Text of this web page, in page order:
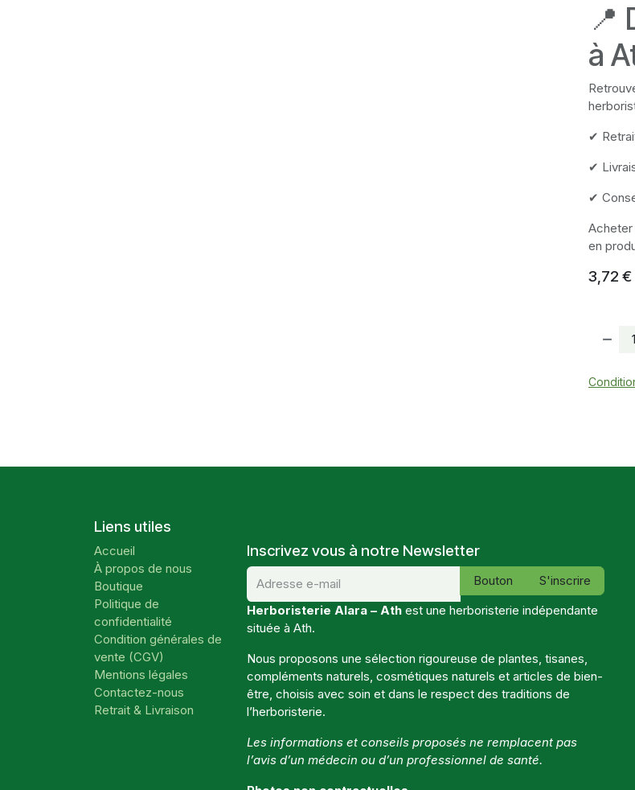
📍
à
✔
✔
✔
Acheter
en
3,72 €
Liens utiles
Accueil
À propos de nous
Boutique
Politique de
confidentialité
Condition générales de
vente (CGV)
Mentions légales
Contactez-nous
Retrait & Livraison
Inscrivez vous à notre Newsletter
Bouton
S'inscrire
Herboristerie Alara – Ath est une herboristerie indépendante
située à Ath.
Nous proposons une sélection rigoureuse de plantes, tisanes,
compléments naturels, cosmétiques naturels et articles de bien-
être, choisis avec soin et dans le respect des traditions de
l’herboristerie.
Les informations et conseils proposés ne remplacent pas
l’avis d’un médecin ou d’un professionnel de santé.